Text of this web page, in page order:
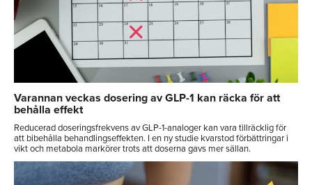
Varannan veckas dosering av GLP-1 kan räcka för att
behålla effekt
Reducerad doseringsfrekvens av GLP-1-analoger kan vara tillräcklig för
att bibehålla behandlingseffekten. I en ny studie kvarstod förbättringar i
vikt och metabola markörer trots att doserna gavs mer sällan.